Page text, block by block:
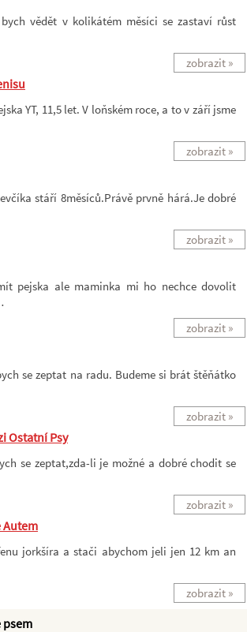
vědět v kolikátém měsíci se zastaví růst
zobrazit »
YT, 11,5 let. V loňském roce, a to v září jsme
zobrazit »
stáří 8měsíců.Právě prvně hárá.Je dobré
zobrazit »
pejska ale maminka mi ho nechce dovolit
zobrazit »
se zeptat na radu. Budeme si brát štěňátko
zobrazit »
Ostatní Psy
se zeptat,zda-li je možné a dobré chodit se
zobrazit »
Autem
jorkšíra a stači abychom jeli jen 12 km an
zobrazit »
psem